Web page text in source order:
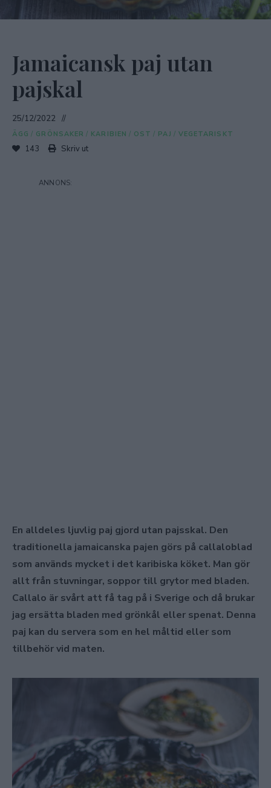
Jamaicansk paj utan
pajskal
25/12/2022
ÄGG / GRÖNSAKER / KARIBIEN / OST / PAJ / VEGETARISKT
143 Skriv ut
En alldeles ljuvlig paj gjord utan pajsskal. Den
traditionella jamaicanska pajen görs på callaloblad
som används mycket i det karibiska köket. Man gör
allt från stuvningar, soppor till grytor med bladen.
Callalo är svårt att få tag på i Sverige och då brukar
jag ersätta bladen med grönkål eller spenat. Denna
paj kan du servera som en hel måltid eller som
tillbehör vid maten.